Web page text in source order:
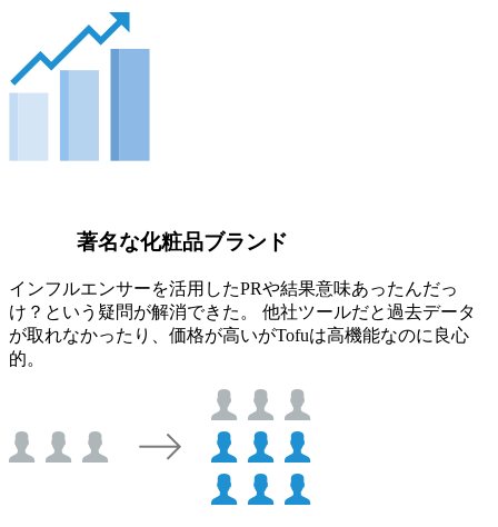
著名な化粧品ブランド
インフルエンサーを活用したPRや結果意味あったんだっ
け？という疑問が解消できた。 他社ツールだと過去データ
が取れなかったり、価格が高いがTofuは高機能なのに良心
的。